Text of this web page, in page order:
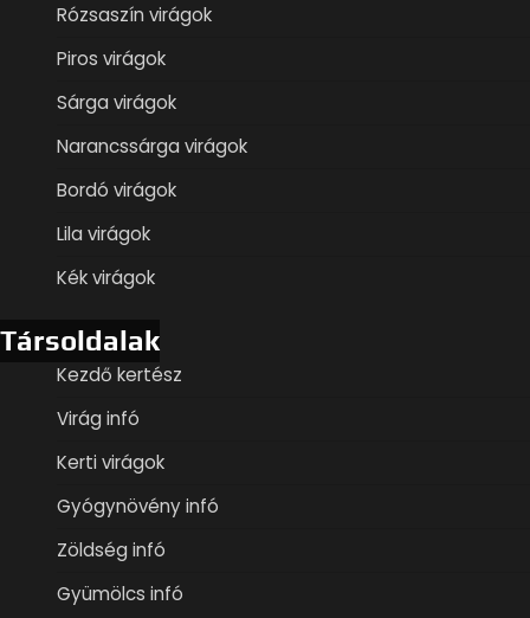
Rózsaszín virágok
Piros virágok
Sárga virágok
Narancssárga virágok
Bordó virágok
Lila virágok
Kék virágok
Társoldalak
Kezdő kertész
Virág infó
Kerti virágok
Gyógynövény infó
Zöldség infó
Gyümölcs infó